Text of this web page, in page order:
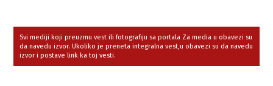
Svi mediji koji preuzmu vest ili fotografiju sa portala Za media u obavezi su
da navedu izvor. Ukoliko je preneta integralna vest,u obavezi su da navedu
izvor i postave link ka toj vesti.